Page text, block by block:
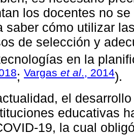
los docentes no
saber cómo utilizar
de selección y
en la
; Vargas et al., 2014).
el
educativas
19, la cual